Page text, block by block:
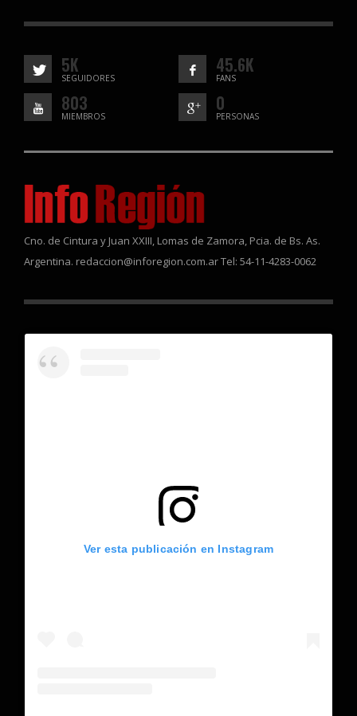
5K
SEGUIDORES
45.6K
FANS
803
MIEMBROS
0
PERSONAS
Cno. de Cintura y Juan XXIII, Lomas de Zamora, Pcia. de Bs. As.
Argentina. redaccion@inforegion.com.ar Tel: 54-11-4283-0062
Ver esta publicación en Instagram